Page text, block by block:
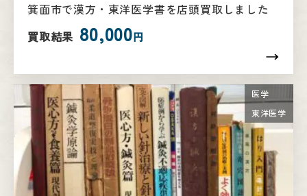
箕面市で漢方・東洋医学書を店頭買取しました
買取結果 80,000円
医学
東洋医学